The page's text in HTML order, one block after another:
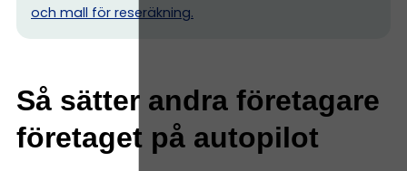
och mall för reseräkning.
Så sätter andra företagare
företaget på autopilot